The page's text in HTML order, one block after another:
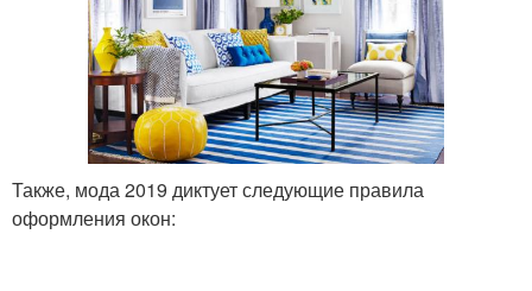
Также, мода 2019 диктует следующие правила
оформления окон: